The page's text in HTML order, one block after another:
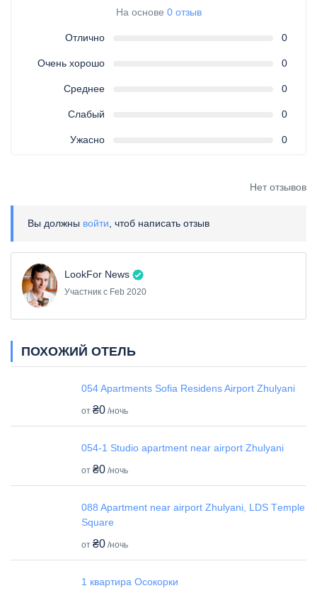
На основе 0 отзыв
Отлично 0
Очень хорошо 0
Среднее 0
Слабый 0
Ужасно 0
Нет отзывов
Вы должны войти , чтоб написать отзыв
LookFor News
Участник с Feb 2020
ПОХОЖИЙ ОТЕЛЬ
054 Apartments Sofia Residens Airport Zhulyani
от ₴0 /ночь
054-1 Studio apartment near airport Zhulyani
от ₴0 /ночь
088 Apartment near airport Zhulyani, LDS Tеmple
Square
от ₴0 /ночь
1 квартира Осокорки